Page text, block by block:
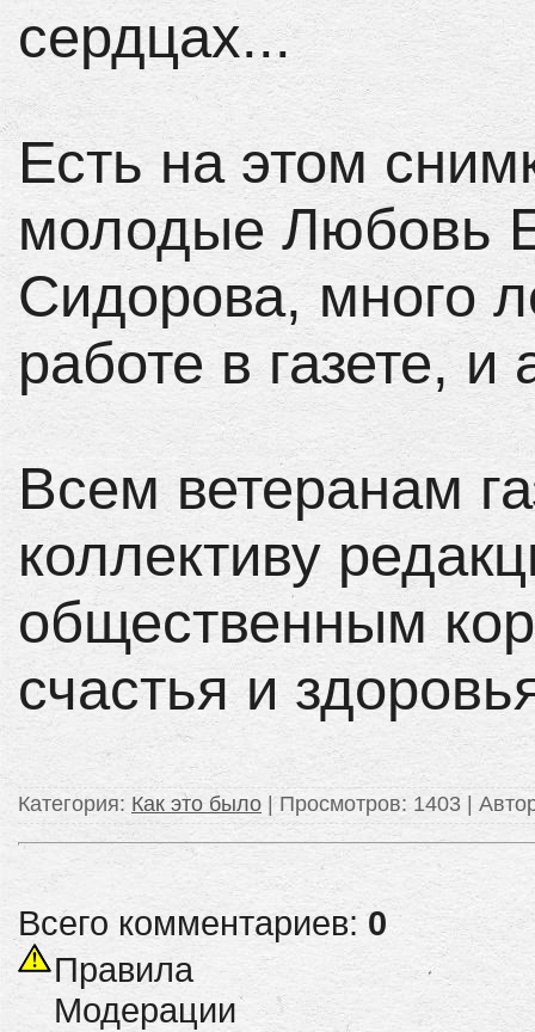
сердцах...
Есть на этом
молодые Любовь
Сидорова, много
работе в газете, и
Всем ветеранам
коллективу
общественным
счастья и
Категория: Как это было |Просмотров: 1403 |
Всего комментариев: 0
Правила
Модерации